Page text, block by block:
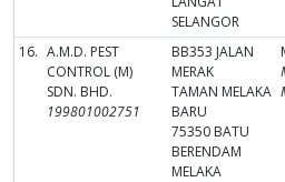
SELANGOR
16. A.M.D. PEST
CONTROL (M)
SDN. BHD.
199801002751
BB353 JALAN
MERAK
TAMAN MELAKA
BARU
75350 BATU
BERENDAM
MELAKA